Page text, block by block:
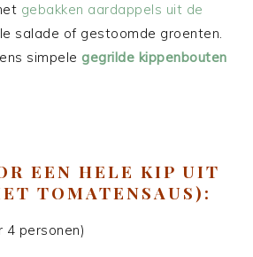
gebakken aardappels uit de
salade of gestoomde groenten.
simpele gegrilde kippenbouten
EEN HELE KIP UIT
TOMATENSAUS):
4 personen)